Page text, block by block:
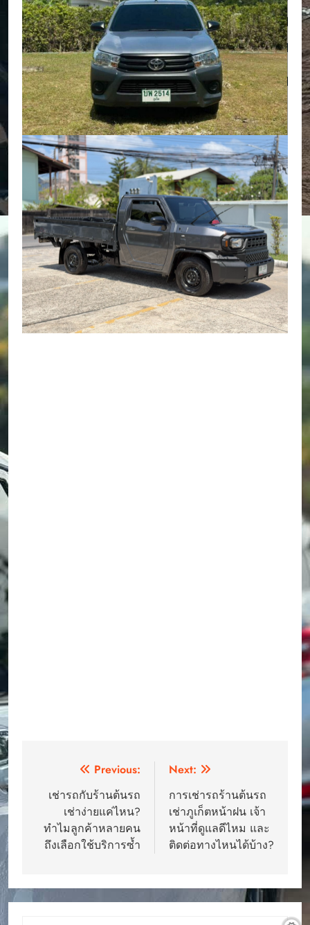
navigation
Previous:
เช่ารถกับร้านต้นรถ
เช่าง่ายแค่ไหน?
ทำไมลูกค้าหลายคน
ถึงเลือกใช้บริการซ้ำ
Next:
การเช่ารถร้านต้นรถ
เช่าภูเก็ตหน้าฝน เจ้า
หน้าที่ดูแลดีไหม และ
ติดต่อทางไหนได้บ้าง?